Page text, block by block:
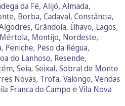
da Fé, Alijó, Almada,
Borba, Cadaval, Constância,
Grândola, Ílhavo, Lagos,
Montijo, Nordeste,
Peniche, Peso da Régua,
do Lanhoso, Resende,
Seia, Seixal, Sobral de Monte
Novas, Trofa, Valongo, Vendas
Franca do Campo e Vila Nova